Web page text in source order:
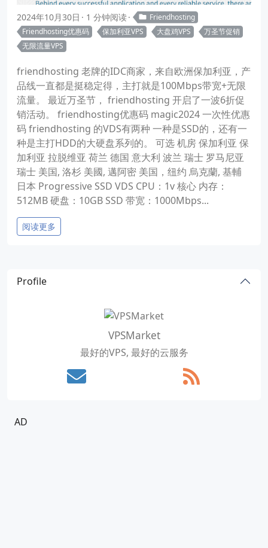
2024年10月30日 1 分钟阅读
Friendhosting
Friendhosting优惠码
保加利亚VPS 大盘鸡VPS
万圣节促销
无限流量VPS
friendhosting 老牌的IDC商家，来自欧洲保加利亚，产
品线一直都是挺稳定得，主打就是100Mbps带宽+无限
流量。 最近万圣节， friendhosting 开启了一波6折促
销活动。 friendhosting优惠码 magic2024 一次性优惠
码 friendhosting 的VDS有两种 一种是SSD的，还有一
种是主打HDD的大硬盘系列的。 可选 机房 保加利亚 保
加利亚 拉脱维亚 荷兰 德国 意大利 波兰 瑞士 罗马尼亚
瑞士 美国, 洛杉 美國, 邁阿密 美国，纽约 烏克蘭, 基輔
日本 Progressive SSD VDS CPU：1v 核心 内存：
512MB 硬盘：10GB SSD 带宽：1000Mbps...
阅读更多
Profile
VPSMarket
最好的VPS, 最好的云服务
AD